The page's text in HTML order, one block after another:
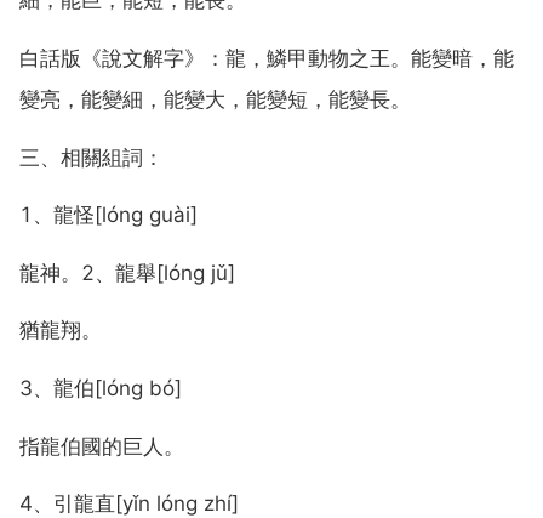
白話版《說文解字》：龍，鱗甲動物之王。能變暗，能
變亮，能變細，能變大，能變短，能變長。
三、相關組詞：
1、龍怪[lóng guài]
龍神。2、龍舉[lóng jǔ]
猶龍翔。
3、龍伯[lóng bó]
指龍伯國的巨人。
4、引龍直[yǐn lóng zhí]